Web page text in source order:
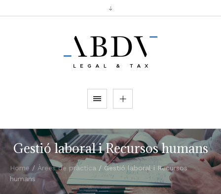
Gestió laboral i Recursos humans
Home / Àrees de pràctica / Gestió laboral i Recursos
humans